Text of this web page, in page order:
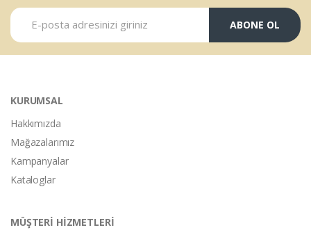
ABONE OL
KURUMSAL
Hakkımızda
Mağazalarımız
Kampanyalar
Kataloglar
MÜŞTERİ HİZMETLERİ